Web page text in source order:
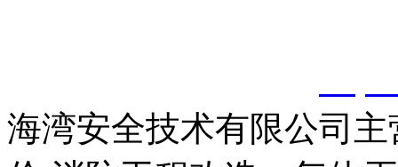
海湾安全技术有限公司